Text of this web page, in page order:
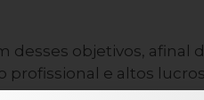
desses objetivos, afinal
e altos